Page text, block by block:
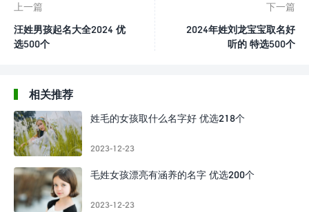
上一篇
汪姓男孩起名大全2024 优
选500个
下一篇
2024年姓刘龙宝宝取名好
听的 特选500个
相关推荐
姓毛的女孩取什么名字好 优选218个
2023-12-23
毛姓女孩漂亮有涵养的名字 优选200个
2023-12-23